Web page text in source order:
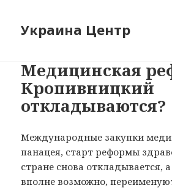
Украина Центр
Медицинская
Кропивницкий
откладываются?
Международные закупки
панацея, старт реформы
стране снова откладывается,
вполне возможно,